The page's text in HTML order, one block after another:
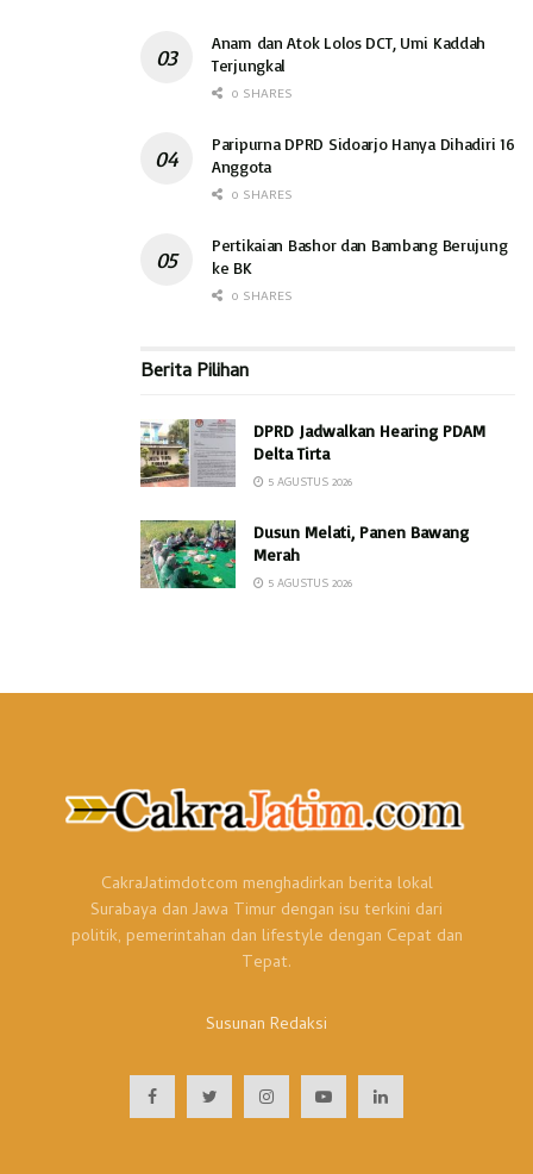
Anam dan Atok Lolos DCT, Umi Kaddah
Terjungkal
0 SHARES
Paripurna DPRD Sidoarjo Hanya Dihadiri 16
Anggota
0 SHARES
Pertikaian Bashor dan Bambang Berujung
ke BK
0 SHARES
Berita Pilihan
DPRD Jadwalkan Hearing PDAM
Delta Tirta
5 AGUSTUS 2026
Dusun Melati, Panen Bawang
Merah
5 AGUSTUS 2026
CakraJatimdotcom menghadirkan berita lokal
Surabaya dan Jawa Timur dengan isu terkini dari
politik, pemerintahan dan lifestyle dengan Cepat dan
Tepat.
Susunan Redaksi